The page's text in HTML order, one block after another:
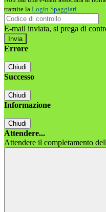
tramite la Login Spaggiari
E-mail inviata, si prega di
Errore
Chiudi
Successo
Chiudi
Informazione
Chiudi
Attendere...
Attendere il completamento